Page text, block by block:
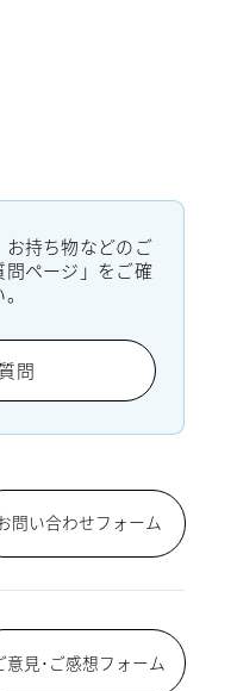
お持ち物などのご
ページ」をご確
問
問い合わせフォーム
意見･ご感想フォーム